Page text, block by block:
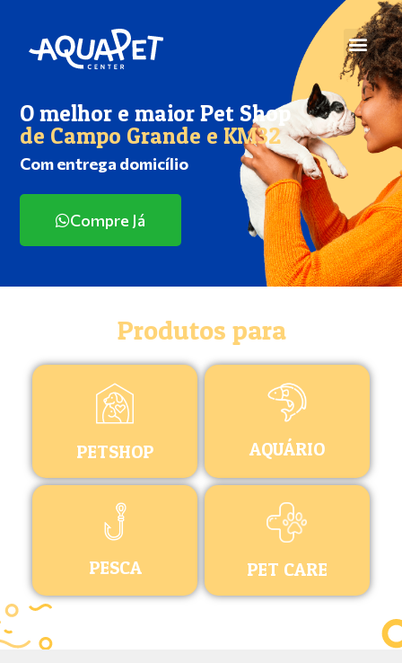
O melhor e maior Pet Shop
de Campo Grande e KM32
Com entrega domicílio
Compre Já
Produtos para
PETSHOP AQUÁRIO
PESCA PET CARE